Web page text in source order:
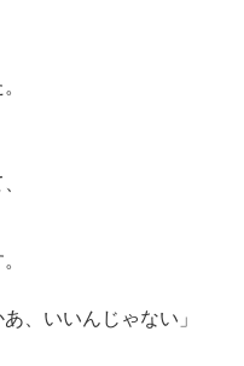
、いいんじゃない」